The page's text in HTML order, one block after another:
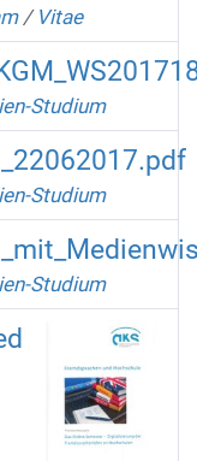
/ Vitae
Studium
Studium
Studium